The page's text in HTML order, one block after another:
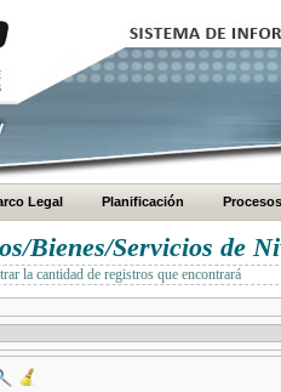
Legal Planificación Procesos
Bienes/Servicios de
la cantidad de registros que encontrará